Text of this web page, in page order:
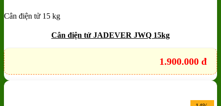
Add to wishlist
Cân điện tử 15 kg
Cân điện tử JADEVER JWQ 15kg
1.900.000 đ